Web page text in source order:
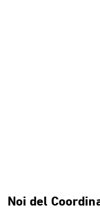
Noi del